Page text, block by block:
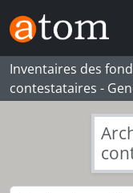
Skip to main content
Inventaires des
contestataires -